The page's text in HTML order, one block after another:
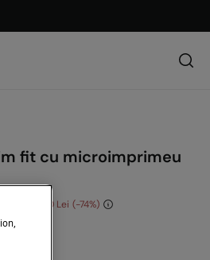
fit cu microimprimeu
170,00 Lei 74